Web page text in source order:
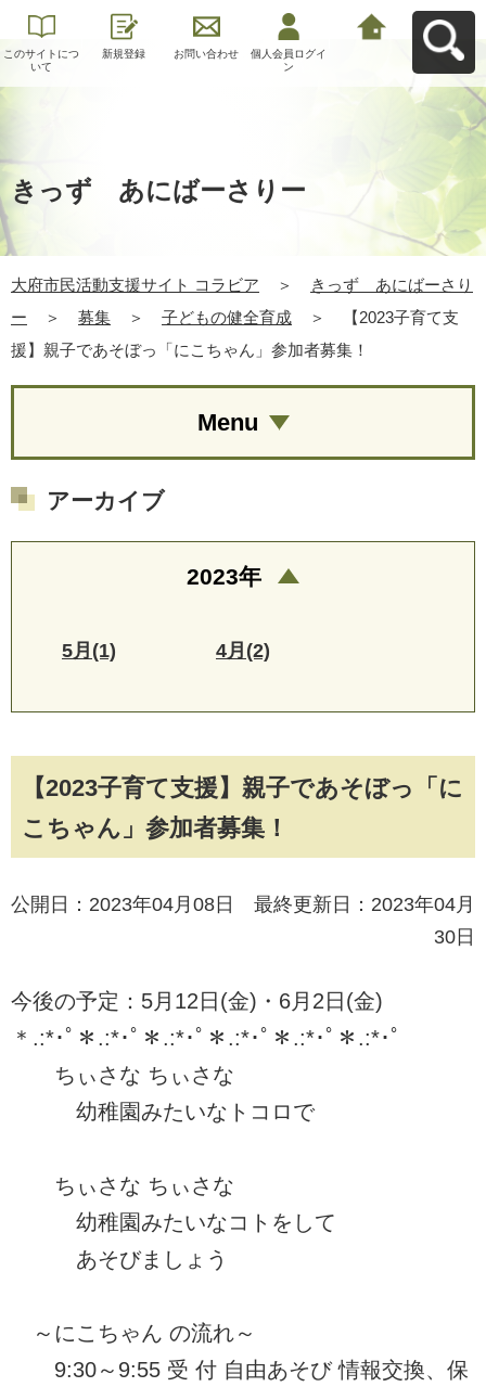
このサイトにつ
いて
新規登録 お問い合わせ
個人会員ログイ
ン
きっず あにばーさりー
大府市民活動支援サイト コラビア ＞
きっず あにばーさり
ー
＞ 募集 ＞ 子どもの健全育成 ＞
【2023子育て支
援】親子であそぼっ「にこちゃん」参加者募集！
【2023子育て支援】親子であそぼっ「に
こちゃん」参加者募集！
公開日：2023年04月08日 最終更新日：2023年04月
30日
今後の予定：5月12日(金)・6月2日(金)
＊.:*･ﾟ＊.:*･ﾟ＊.:*･ﾟ＊.:*･ﾟ＊.:*･ﾟ＊.:*･ﾟ
ちぃさな ちぃさな
幼稚園みたいなトコロで
ちぃさな ちぃさな
幼稚園みたいなコトをして
あそびましょう
～にこちゃん の流れ～
9:30～9:55 受 付 自由あそび 情報交換、保
Menu
アーカイブ
2023年
5月(1) 4月(2)